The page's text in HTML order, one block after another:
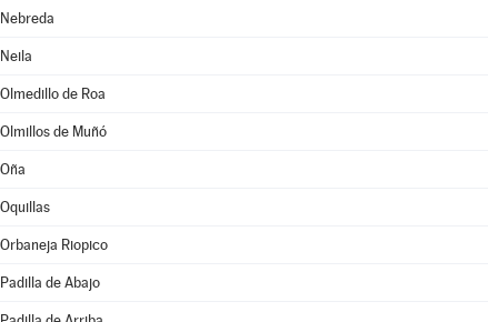
Nebreda
Neila
Olmedillo de Roa
Olmillos de Muñó
Oña
Oquillas
Orbaneja Riopico
Padilla de Abajo